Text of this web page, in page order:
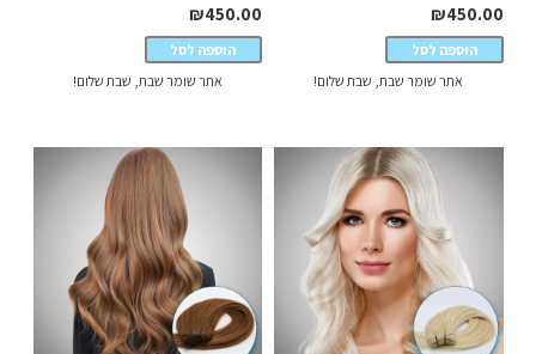
₪450.00
הוספה לסל
אתר שומר שבת, שבת שלום!
₪450.00
הוספה לסל
אתר שומר שבת, שבת שלום!